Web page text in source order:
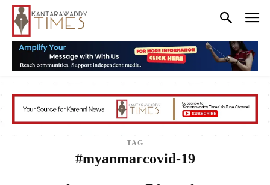
TAG
#myanmarcovid-19